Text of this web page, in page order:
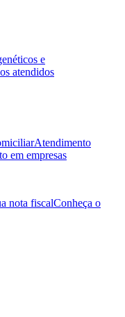
e
atendidos
Atendimento
em empresas
nota fiscalConheça o